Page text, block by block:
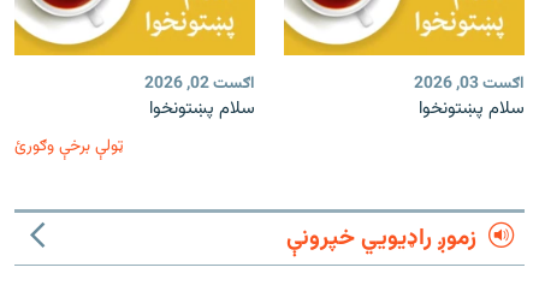
اګست 03, 2026
سلام پښتونخوا
اګست 02, 2026
سلام پښتونخوا
ټولې برخې وګورئ
زموږ راډیويي خپرونې